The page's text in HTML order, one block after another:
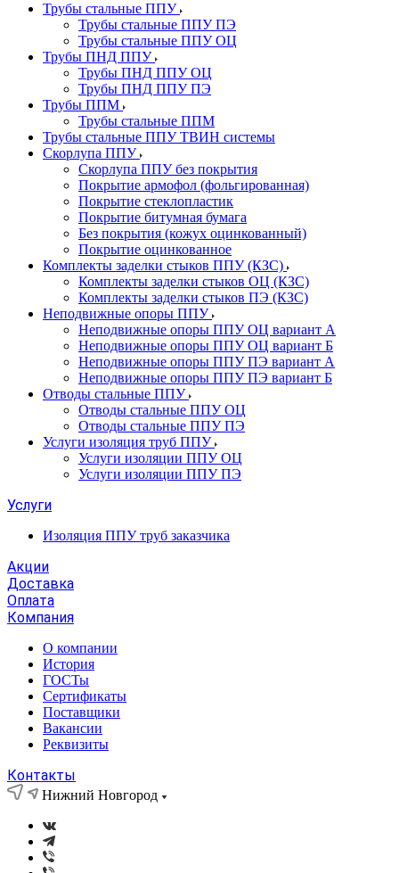
Трубы стальные ППУ
Трубы стальные ППУ ПЭ
Трубы стальные ППУ ОЦ
Трубы ПНД ППУ
Трубы ПНД ППУ ОЦ
Трубы ПНД ППУ ПЭ
Трубы ППМ
Трубы стальные ППМ
Трубы стальные ППУ ТВИН системы
Скорлупа ППУ
Скорлупа ППУ без покрытия
Покрытие армофол (фольгированная)
Покрытие стеклопластик
Покрытие битумная бумага
Без покрытия (кожух оцинкованный)
Покрытие оцинкованное
Комплекты заделки стыков ППУ (КЗС)
Комплекты заделки стыков ОЦ (КЗС)
Комплекты заделки стыков ПЭ (КЗС)
Неподвижные опоры ППУ
Неподвижные опоры ППУ ОЦ вариант А
Неподвижные опоры ППУ ОЦ вариант Б
Неподвижные опоры ППУ ПЭ вариант А
Неподвижные опоры ППУ ПЭ вариант Б
Отводы стальные ППУ
Отводы стальные ППУ ОЦ
Отводы стальные ППУ ПЭ
Услуги изоляция труб ППУ
Услуги изоляции ППУ ОЦ
Услуги изоляции ППУ ПЭ
Услуги
Изоляция ППУ труб заказчика
Акции
Доставка
Оплата
Компания
О компании
История
ГОСТы
Сертификаты
Поставщики
Вакансии
Реквизиты
Контакты
Нижний Новгород